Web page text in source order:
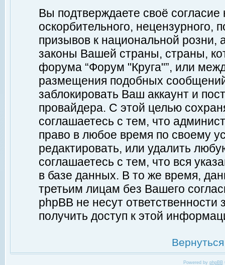
Вы подтверждаете своё
оскорбительного, нецензурного,
призывов к национальной
законы Вашей страны, страны,
форума “Форум "Круга"”, или
размещения подобных
заблокировать Ваш аккаунт и
провайдера. С этой целью
соглашаетесь с тем, что
право в любое время по своему
редактировать, или удалить
соглашаетесь с тем, что вся
в базе данных. В то же время,
третьим лицам без Вашего
phpBB не несут ответственности
получить доступ к этой
Powered by phpBB